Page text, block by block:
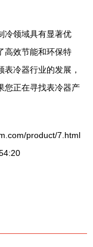
冷领域具有显著优
高效节能和环保特
冷器行业的发展，
您正在寻找表冷器产
product/7.html